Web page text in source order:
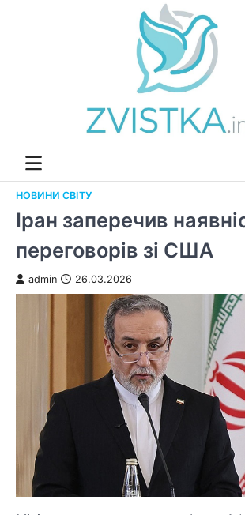
НОВИНИ СВІТУ
Іран заперечив
переговорів зі США
admin 26.03.2026